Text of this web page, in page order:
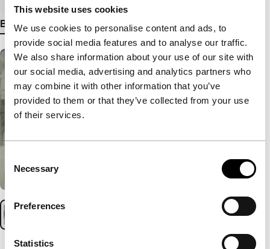
This website uses cookies
We use cookies to personalise content and ads, to
provide social media features and to analyse our traffic.
We also share information about your use of our site with
our social media, advertising and analytics partners who
may combine it with other information that you’ve
provided to them or that they’ve collected from your use
of their services.
Selection
Necessary
Preferences
Statistics
Bekijk meer details